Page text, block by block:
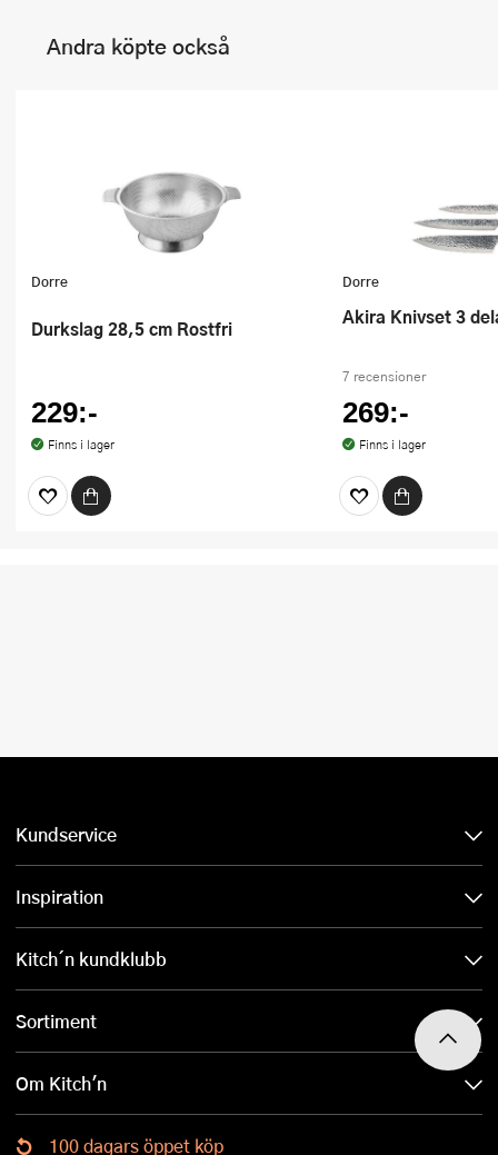
Andra köpte också
Dorre
Durkslag 28,5 cm Rostfri
229:-
Finns i lager
Dorre
Akira Knivset 3
7 recensioner
269:-
Finns i lager
Kundservice
Inspiration
Kitch´n kundklubb
Sortiment
Om Kitch'n
100 dagars öppet köp